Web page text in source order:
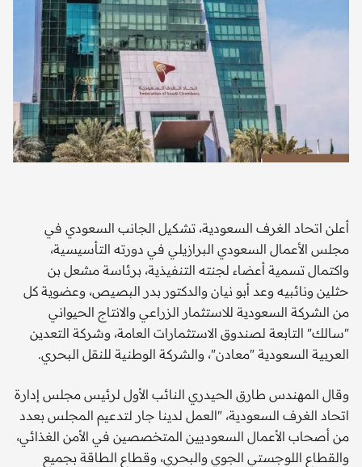
أعلن اتحاد الغرف السعودية، تشكيل الجانب السعودي في
مجلس الأعمال السعودي البرازيلي في دورته التأسيسية،
واكتمال تسمية أعضاء لجنته التنفيذية، برئاسة مشعل بن
حثلين ونائبيه وعد أبو نيان والدكتور بدر البصيص، وعضوية كل
من الشركة السعودية للاستثمار الزراعي والانتاج الحيواني
"سالك" التابعة لصندوق الاستثمارات العامة، وشركة التعدين
العربية السعودية "معادن"، والشركة الوطنية للنقل البحري.
وقال المهندس طارق الحيدري النائب الأول لرئيس مجلس إدارة
اتحاد الغرف السعودية، "العمل لدينا جار لتدعيم المجلس بعدد
من أصحاب الأعمال السعوديين المتخصصين في الأمن الغذائي،
والقطاع اللوجستي الجوي والبحري، وقطاع الطاقة بجميع